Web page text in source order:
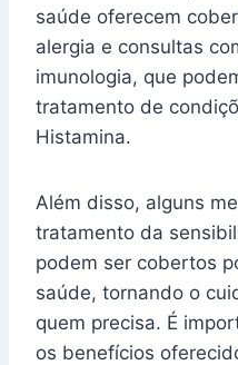
saúde oferecem
alergia e consultas
imunologia, que
tratamento de
Histamina.
Além disso, alguns
tratamento da
podem ser cobertos
saúde, tornando o
quem precisa. É
os benefícios